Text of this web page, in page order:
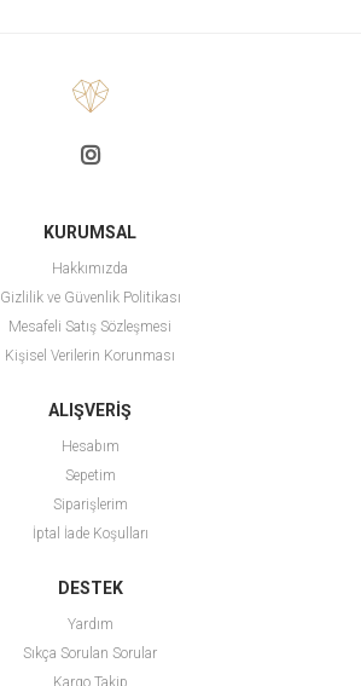
KURUMSAL
Hakkımızda
Gizlilik ve Güvenlik Politikası
Mesafeli Satış Sözleşmesi
Kişisel Verilerin Korunması
ALIŞVERİŞ
Hesabım
Sepetim
Siparişlerim
İptal İade Koşulları
DESTEK
Yardım
Sıkça Sorulan Sorular
Kargo Takip